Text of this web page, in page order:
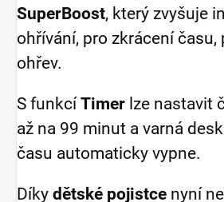
SuperBoost, který zvyšuje
ohřívání, pro zkrácení
ohřev.
S funkcíTimer lze nastavit
až na 99 minut a varná
času automaticky vypne.
Díky dětské pojistce nyní